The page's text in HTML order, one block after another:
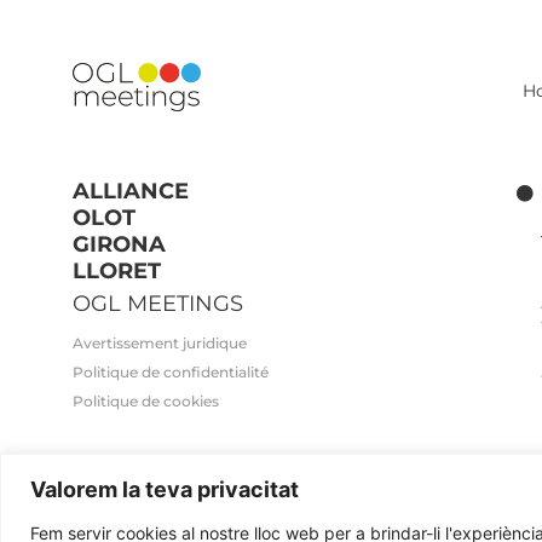
Valorem la teva privacitat
Fem servir cookies al nostre lloc web per a brindar-li
ALLIANCE
OLOT
GIRONA
LLORET
OGL MEETINGS
Avertissement juridique
Politique de confidentialité
Politique de cookies
2026© OGL MEETINGS. Tous droits réservés.